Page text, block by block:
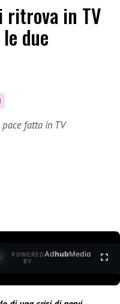
ritrova in TV
due
fatta in TV
POWERED
BY
AdhubMedia